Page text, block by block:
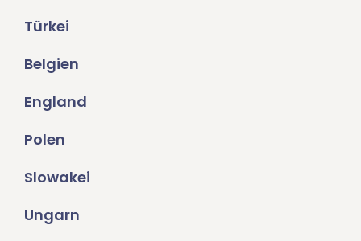
Türkei
Belgien
England
Polen
Slowakei
Ungarn